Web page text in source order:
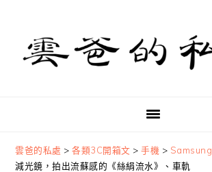
primary
navigation
content
primary
sidebar
雲爸的私處 >各類3C開箱文 >手機 > Samsung
減光鏡，拍出流蘇感的《絲絹流水》、車軌